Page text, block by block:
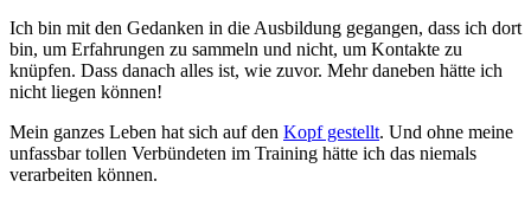
Ich bin mit den Gedanken in die Ausbildung gegangen, dass ich dort
bin, um Erfahrungen zu sammeln und nicht, um Kontakte zu
knüpfen. Dass danach alles ist, wie zuvor. Mehr daneben hätte ich
nicht liegen können!
Mein ganzes Leben hat sich auf den Kopf gestellt. Und ohne meine
unfassbar tollen Verbündeten im Training hätte ich das niemals
verarbeiten können.